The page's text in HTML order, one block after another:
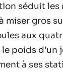
séduit les
miser gros
aux
poids d’un
à ses